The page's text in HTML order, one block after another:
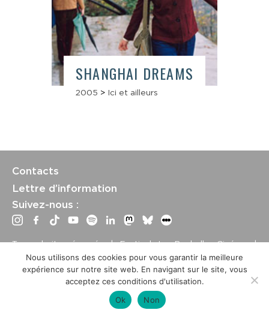
SHANGHAI DREAMS
2005 > Ici et ailleurs
Contacts
Lettre d’information
Suivez-nous :
Tous droits réservés | Festival La Rochelle Cinéma |
International Film Festival – Mentions légales –Conditions
générales de vente
Crédits site : Marine Breton, design ;Etienne Delcambre,
développement et mise à jour
Nous utilisons des cookies pour vous garantir la meilleure
expérience sur notre site web. En navigant sur le site, vous
acceptez ces conditions d'utilisation.
Ok
Non